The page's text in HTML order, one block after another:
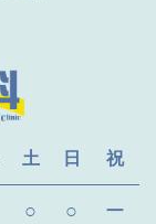
土 日 祝
○ ○ ー